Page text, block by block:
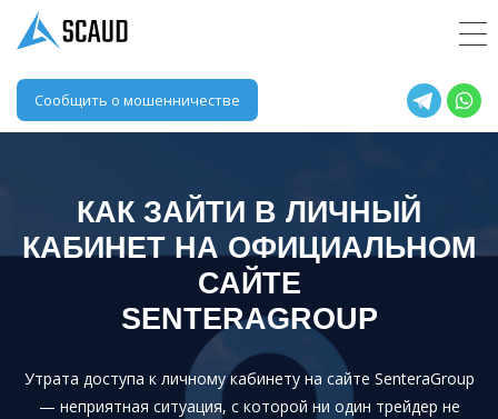
Сообщить о мошенничестве
КАК ЗАЙТИ В ЛИЧНЫЙ
КАБИНЕТ НА ОФИЦИАЛЬНОМ
САЙТЕ
SENTERAGROUP
Утрата доступа к личному кабинету на сайте SenteraGroup
— неприятная ситуация, с которой ни один трейдер не